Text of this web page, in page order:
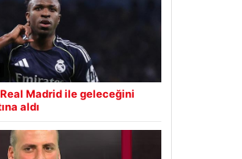
Madrid ile geleceğini
aldı